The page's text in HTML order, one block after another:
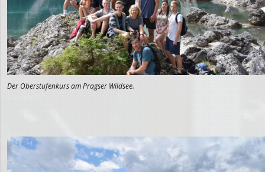
Der Oberstufenkurs am Pragser Wildsee.